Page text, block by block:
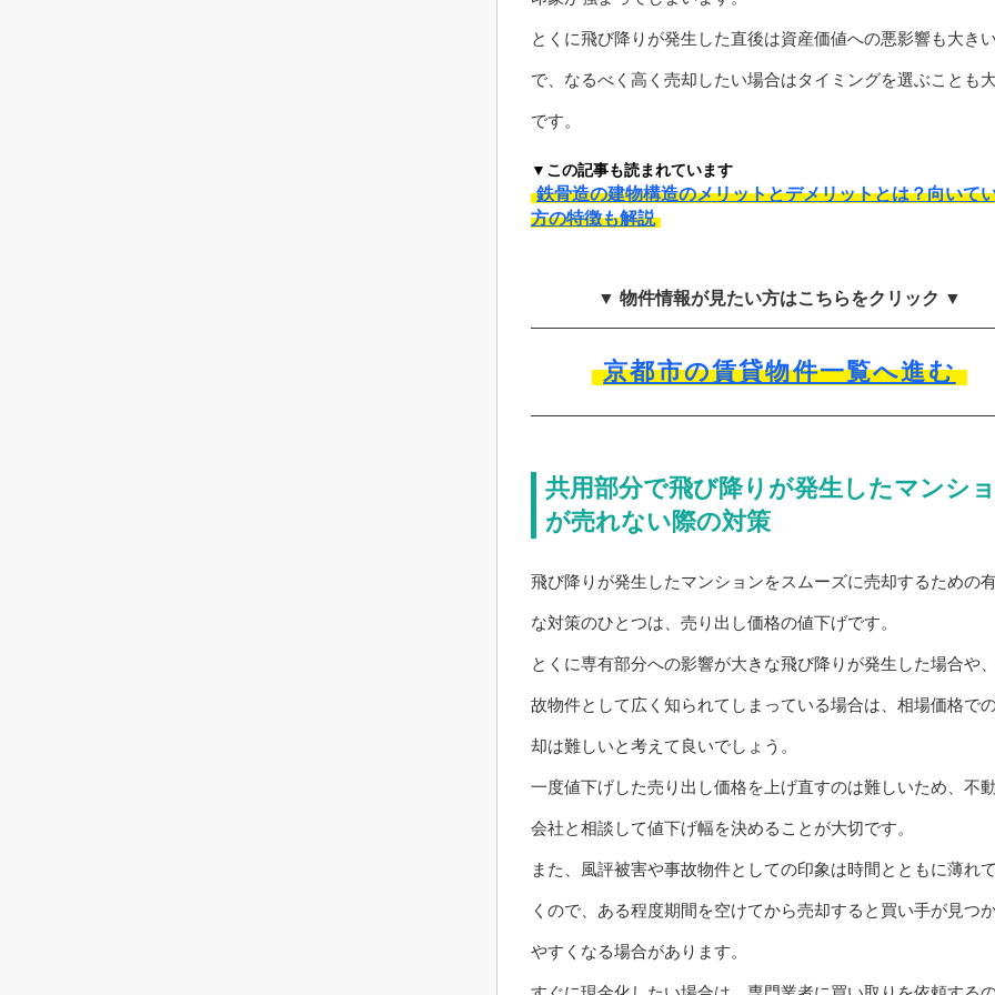
とくに飛び降りが発生した直後は資産価値への悪影響も大き
で、なるべく高く売却したい場合はタイミングを選ぶことも
です。
▼この記事も読まれています
鉄骨造の建物構造のメリットとデメリットとは？向いて
方の特徴も解説
▼ 物件情報が見たい方はこちらをクリック ▼
京都市の賃貸物件一覧へ進む
共用部分で飛び降りが発生したマンシ
が売れない際の対策
飛び降りが発生したマンションをスムーズに売却するための
な対策のひとつは、売り出し価格の値下げです。
とくに専有部分への影響が大きな飛び降りが発生した場合や
故物件として広く知られてしまっている場合は、相場価格で
却は難しいと考えて良いでしょう。
一度値下げした売り出し価格を上げ直すのは難しいため、不
会社と相談して値下げ幅を決めることが大切です。
また、風評被害や事故物件としての印象は時間とともに薄れ
くので、ある程度期間を空けてから売却すると買い手が見つ
やすくなる場合があります。